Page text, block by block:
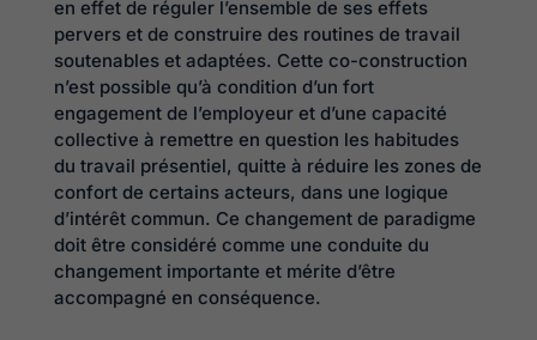
en effet de réguler l’ensemble de ses effets
pervers et de construire des routines de travail
soutenables et adaptées. Cette co-construction
n’est possible qu’à condition d’un fort
engagement de l’employeur et d’une capacité
collective à remettre en question les habitudes
du travail présentiel, quitte à réduire les zones de
confort de certains acteurs, dans une logique
d’intérêt commun. Ce changement de paradigme
doit être considéré comme une conduite du
changement importante et mérite d’être
accompagné en conséquence.